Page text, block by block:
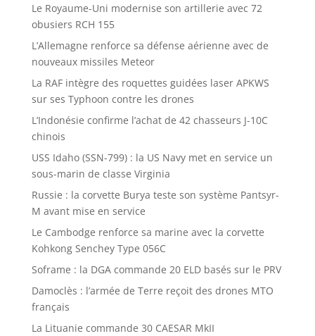
Le Royaume-Uni modernise son artillerie avec 72
obusiers RCH 155
L’Allemagne renforce sa défense aérienne avec de
nouveaux missiles Meteor
La RAF intègre des roquettes guidées laser APKWS
sur ses Typhoon contre les drones
L’Indonésie confirme l’achat de 42 chasseurs J-10C
chinois
USS Idaho (SSN-799) : la US Navy met en service un
sous-marin de classe Virginia
Russie : la corvette Burya teste son système Pantsyr-
M avant mise en service
Le Cambodge renforce sa marine avec la corvette
Kohkong Senchey Type 056C
Soframe : la DGA commande 20 ELD basés sur le PRV
Damoclès : l’armée de Terre reçoit des drones MTO
français
La Lituanie commande 30 CAESAR MkII